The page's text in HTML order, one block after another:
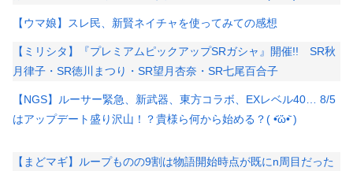
【ウマ娘】スレ民、新賢ネイチャを使ってみての感想
【ミリシタ】『プレミアムピックアップSRガシャ』開催!! SR秋
月律子・SR徳川まつり・SR望月杏奈・SR七尾百合子
【NGS】ルーサー緊急、新武器、東方コラボ、EXレベル40… 8/5
はアップデート盛り沢山！？貴様ら何から始める？( •᷄ὤ•᷅ )
【まどマギ】ループものの9割は物語開始時点が既にn周目だった